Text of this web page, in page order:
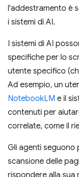
l'addestramento è
i sistemi di AI.
I sistemi di AI
specifiche per lo
utente specifico
Ad esempio, un
NotebookLM e il
contenuti per
correlate, come il
Gli agenti seguono
scansione delle
rispondere alla sua